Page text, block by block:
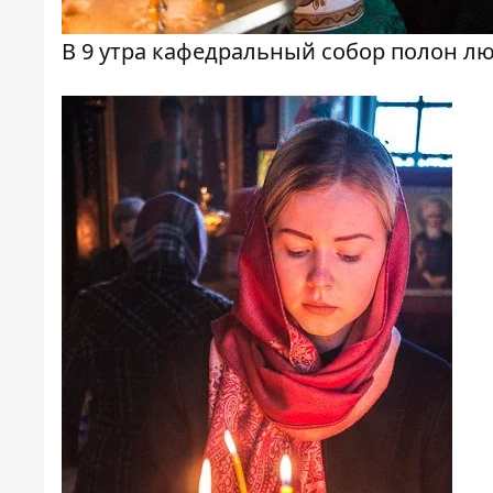
В 9 утра кафедральный собор полон